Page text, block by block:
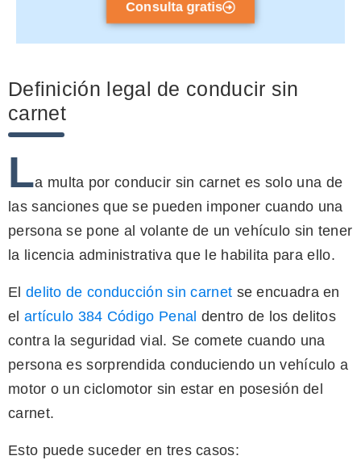
Consulta gratis
Definición legal de conducir sin
carnet
La multa por conducir sin carnet es solo una de
las sanciones que se pueden imponer cuando una
persona se pone al volante de un vehículo sin tener
la licencia administrativa que le habilita para ello.
El delito de conducción sin carnet se encuadra en
el artículo 384 Código Penal dentro de los delitos
contra la seguridad vial. Se comete cuando una
persona es sorprendida conduciendo un vehículo a
motor o un ciclomotor sin estar en posesión del
carnet.
Esto puede suceder en tres casos: